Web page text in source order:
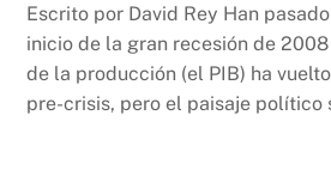
Escrito por David Rey Han
inicio de la gran recesión de
de la producción (el PIB) ha
pre-crisis, pero el paisaje político